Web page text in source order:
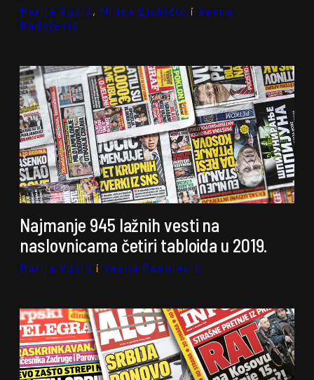
Marija Vučić, Milica Ljubičić i Vesna
Radojević
Najmanje 945 lažnih vesti na
naslovnicama četiri tabloida u 2019.
Marija Vučić i Vesna Radojević